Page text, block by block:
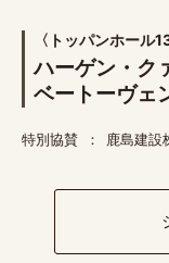
〈トッパンホール
ハーゲン・ク
ベートーヴェ
特別協賛 鹿島建設